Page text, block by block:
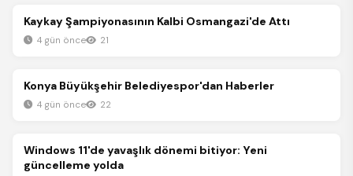
Spor
Kaykay Şampiyonasının Kalbi Osmangazi'de Attı
4 gün önce 21
Spor
Konya Büyükşehir Belediyespor'dan Haberler
4 gün önce 22
Spor
Windows 11'de yavaşlık dönemi bitiyor: Yeni
güncelleme yolda